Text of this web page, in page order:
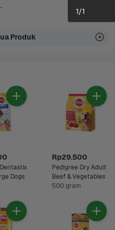
Produk
Dogs
Rp29.500
Pedigree Dry Adult
Beef & Vegetables
500 gram
1/1